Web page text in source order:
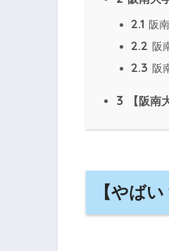
2.1 阪
2.2 阪
2.3 阪
3 【阪南
【やば